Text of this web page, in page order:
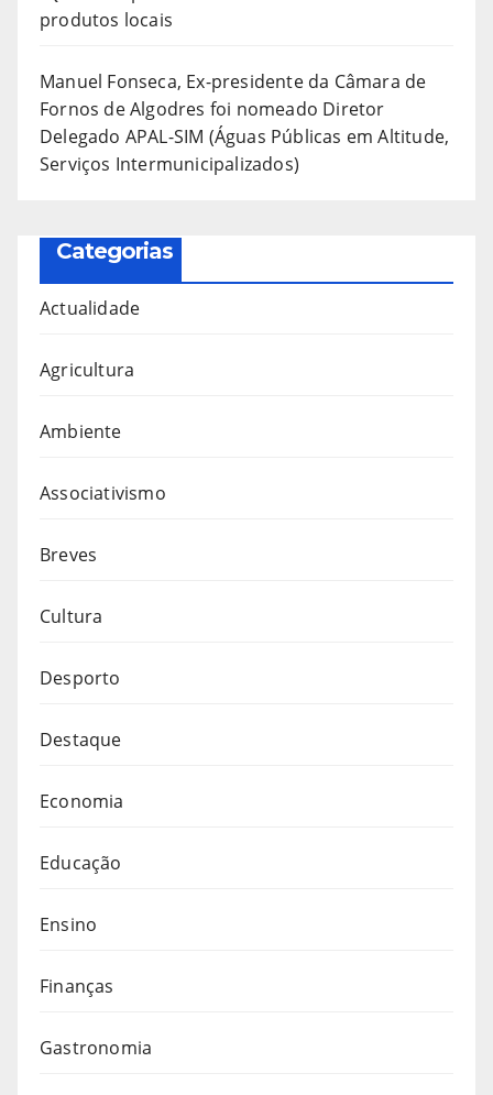
produtos locais
Manuel Fonseca, Ex-presidente da Câmara de
Fornos de Algodres foi nomeado Diretor
Delegado APAL-SIM (Águas Públicas em Altitude,
Serviços Intermunicipalizados)
Categorias
Actualidade
Agricultura
Ambiente
Associativismo
Breves
Cultura
Desporto
Destaque
Economia
Educação
Ensino
Finanças
Gastronomia